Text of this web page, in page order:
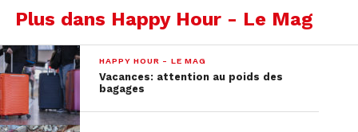
Plus dans Happy Hour - Le Mag
HAPPY HOUR - LE MAG
Vacances: attention au poids des
bagages